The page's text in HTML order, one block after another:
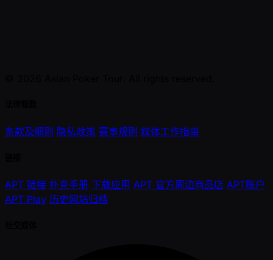
条款及细则 隐私政策 赛事规则 媒体工作指南
APT 链接 扑克手册 下载应用 APT 官方周边商品店 APT账户
APT Play 历史网站归档